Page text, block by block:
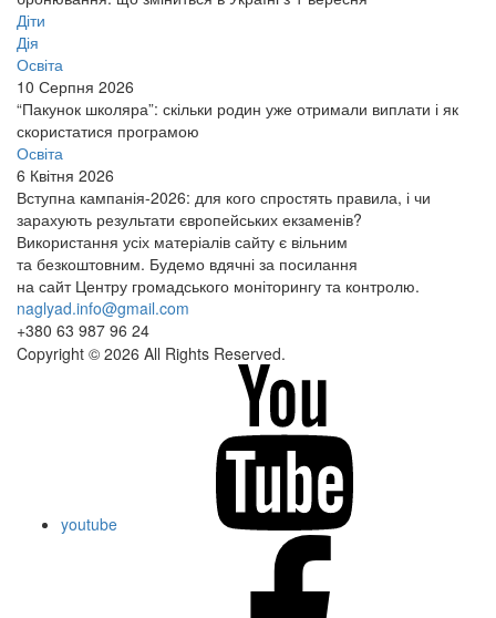
Діти
Дія
Освіта
10 Серпня 2026
“Пакунок школяра”: скільки родин уже отримали виплати і як
скористатися програмою
Освіта
6 Квітня 2026
Вступна кампанія-2026: для кого спростять правила, і чи
зарахують результати європейських екзаменів?
Використання усіх матеріалів сайту є вільним
та безкоштовним. Будемо вдячні за посилання
на сайт Центру громадського моніторингу та контролю.
naglyad.info@gmail.com
+380 63 987 96 24
Copyright © 2026 All Rights Reserved.
youtube